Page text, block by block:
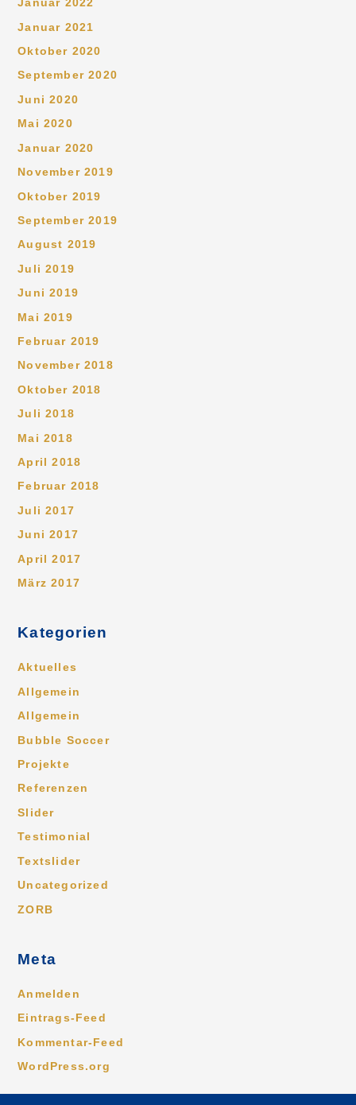
Januar 2022
Januar 2021
Oktober 2020
September 2020
Juni 2020
Mai 2020
Januar 2020
November 2019
Oktober 2019
September 2019
August 2019
Juli 2019
Juni 2019
Mai 2019
Februar 2019
November 2018
Oktober 2018
Juli 2018
Mai 2018
April 2018
Februar 2018
Juli 2017
Juni 2017
April 2017
März 2017
Kategorien
Aktuelles
Allgemein
Allgemein
Bubble Soccer
Projekte
Referenzen
Slider
Testimonial
Textslider
Uncategorized
ZORB
Meta
Anmelden
Eintrags-Feed
Kommentar-Feed
WordPress.org